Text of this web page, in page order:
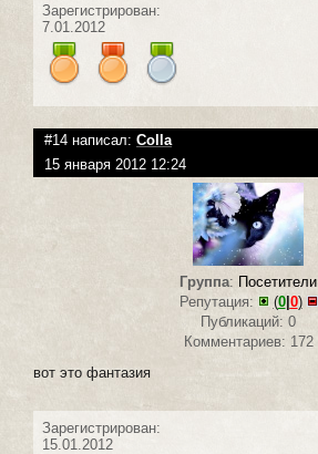
Зарегистрирован:
7.01.2012
#14 написал: Colla
15 января 2012 12:24
Группа: Посетители
Репутация:
(0|0)
Публикаций: 0
Комментариев: 172
вот это фантазия
Зарегистрирован:
15.01.2012